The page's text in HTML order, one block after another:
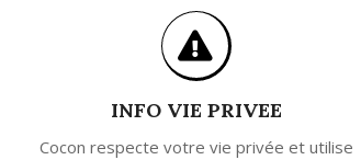
INFO VIE PRIVEE
Cocon respecte votre vie privée et utilise